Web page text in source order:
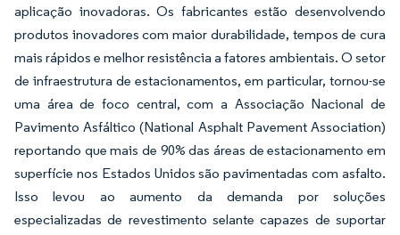
aplicação inovadoras. Os fabricantes estão desenvolvendo
produtos inovadores com maior durabilidade, tempos de cura
mais rápidos e melhor resistência a fatores ambientais. O setor
de infraestrutura de estacionamentos, em particular, tornou-se
uma área de foco central, com a Associação Nacional de
Pavimento Asfáltico (National Asphalt Pavement Association)
reportando que mais de 90% das áreas de estacionamento em
superfície nos Estados Unidos são pavimentadas com asfalto.
Isso levou ao aumento da demanda por soluções
especializadas de revestimento selante capazes de suportar